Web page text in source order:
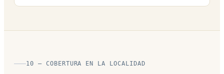
10 — COBERTURA EN LA LOCALIDAD